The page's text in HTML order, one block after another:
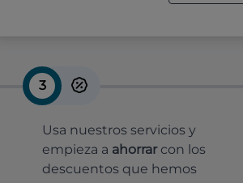
3
Usa nuestros servicios y
empieza a ahorrar con los
descuentos que hemos